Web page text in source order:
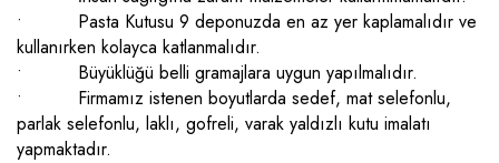
• Pasta Kutusu 9 deponuzda en az yer kaplamalıdır ve
kullanırken kolayca katlanmalıdır.
• Büyüklüğü belli gramajlara uygun yapılmalıdır.
• Firmamız istenen boyutlarda sedef, mat selefonlu,
parlak selefonlu, laklı, gofreli, varak yaldızlı kutu imalatı
yapmaktadır.